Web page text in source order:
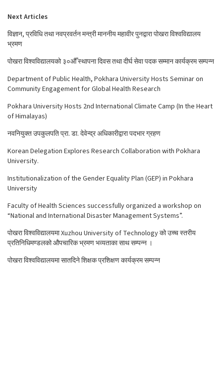
Next Articles
विज्ञान, प्रविधि तथा नवप्रवर्तन मन्त्री माननीय महावीर पुनद्वारा पोखरा विश्वविद्यालय
भ्रमण
पोखरा विश्वविद्यालयको ३०औँ स्थापना दिवस तथा दीर्घ सेवा पदक सम्मान कार्यक्रम सम्पन्न
Department of Public Health, Pokhara University Hosts Seminar on
Community Engagement for Global Health Research
Pokhara University Hosts 2nd International Climate Camp (In the Heart
of Himalayas)
नवनियुक्त उपकुलपति प्रा. डा. देवेन्द्र अधिकारीद्वारा पदभार ग्रहण
Korean Delegation Explores Research Collaboration with Pokhara
University.
Institutionalization of the Gender Equality Plan (GEP) in Pokhara
University
Faculty of Health Sciences successfully organized a workshop on
“National and International Disaster Management Systems”.
पोखरा विश्वविद्यालयमा Xuzhou University of Technology को उच्च स्तरीय
प्रतिनिधिमण्डलको औपचारिक भ्रमण भव्यताका साथ सम्पन्न ।
पोखरा विश्वविद्यालयमा सातदिने शिक्षक प्रशिक्षण कार्यक्रम सम्पन्न